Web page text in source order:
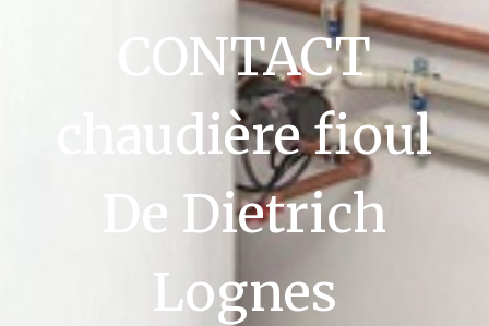
CONTACT
chaudière fioul
De Dietrich
Lognes